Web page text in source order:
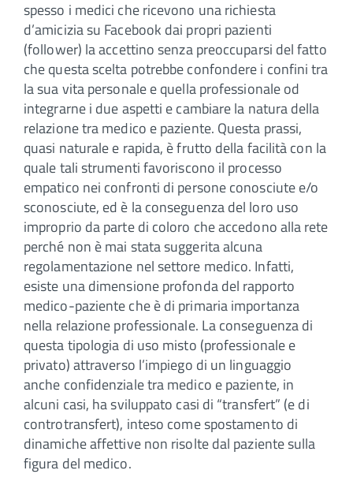
spesso i medici che ricevono una richiesta
d’amicizia su Facebook dai propri pazienti
(follower) la accettino senza preoccuparsi del fatto
che questa scelta potrebbe confondere i confini tra
la sua vita personale e quella professionale od
integrarne i due aspetti e cambiare la natura della
relazione tra medico e paziente. Questa prassi,
quasi naturale e rapida, è frutto della facilità con la
quale tali strumenti favoriscono il processo
empatico nei confronti di persone conosciute e/o
sconosciute, ed è la conseguenza del loro uso
improprio da parte di coloro che accedono alla rete
perché non è mai stata suggerita alcuna
regolamentazione nel settore medico. Infatti,
esiste una dimensione profonda del rapporto
medico-paziente che è di primaria importanza
nella relazione professionale. La conseguenza di
questa tipologia di uso misto (professionale e
privato) attraverso l’impiego di un linguaggio
anche confidenziale tra medico e paziente, in
alcuni casi, ha sviluppato casi di “transfert” (e di
controtransfert), inteso come spostamento di
dinamiche affettive non risolte dal paziente sulla
figura del medico.